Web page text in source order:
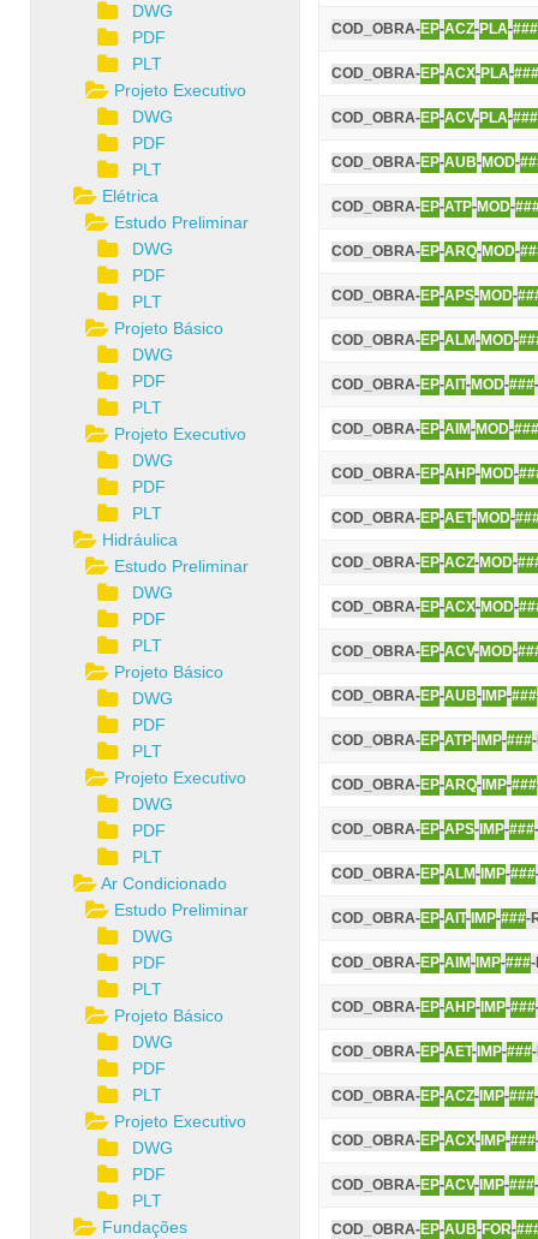
COD_OBRA-EP-ACZ-PLA-###
COD_OBRA-EP-ACX-PLA-###
COD_OBRA-EP-ACV-PLA-###
COD_OBRA-EP-AUB-MOD-
COD_OBRA-EP-ATP-MOD-
COD_OBRA-EP-ARQ-MOD-
COD_OBRA-EP-APS-MOD-
COD_OBRA-EP-ALM-MOD-
COD_OBRA-EP-AIT-MOD-###
COD_OBRA-EP-AIM-MOD-###
COD_OBRA-EP-AHP-MOD-
COD_OBRA-EP-AET-MOD-
COD_OBRA-EP-ACZ-MOD-
COD_OBRA-EP-ACX-MOD-
COD_OBRA-EP-ACV-MOD-
COD_OBRA-EP-AUB- IMP-###
COD_OBRA-EP-ATP- IMP-###
COD_OBRA-EP-ARQ- IMP-###
COD_OBRA-EP-APS- IMP-###
COD_OBRA-EP-ALM- IMP-###
COD_OBRA-EP-AIT- IMP-###-
COD_OBRA-EP-AIM- IMP-###
COD_OBRA-EP-AHP- IMP-###
COD_OBRA-EP-AET- IMP-###
COD_OBRA-EP-ACZ- IMP-###
COD_OBRA-EP-ACX- IMP-###
COD_OBRA-EP-ACV- IMP-###
COD_OBRA-EP-AUB-FOR-
DWG
PDF
PLT
Projeto Executivo
DWG
PDF
PLT
Elétrica
Estudo Preliminar
DWG
PDF
PLT
Projeto Básico
DWG
PDF
PLT
Projeto Executivo
DWG
PDF
PLT
Hidráulica
Estudo Preliminar
DWG
PDF
PLT
Projeto Básico
DWG
PDF
PLT
Projeto Executivo
DWG
PDF
PLT
Ar Condicionado
Estudo Preliminar
DWG
PDF
PLT
Projeto Básico
DWG
PDF
PLT
Projeto Executivo
DWG
PDF
PLT
Fundações